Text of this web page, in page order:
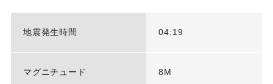
地震発生時間 04:19
マグニチュード 8M